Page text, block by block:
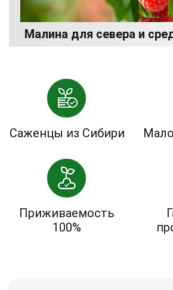
Малина для севера и
Саженцы из Сибири
Приживаемость
100%